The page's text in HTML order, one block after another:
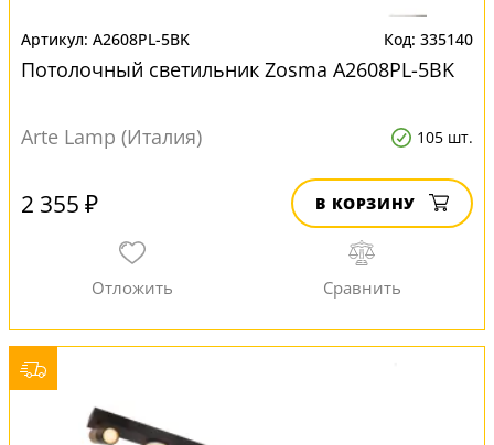
A2608PL-5BK 335140
Потолочный светильник Zosma A2608PL-5BK
Arte Lamp (Италия) 105 шт.
2 355 ₽ В КОРЗИНУ